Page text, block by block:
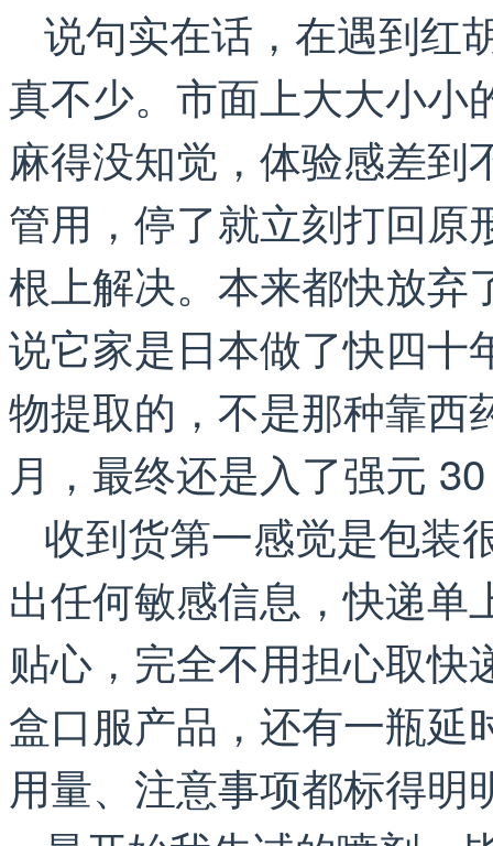
说句实在话，在遇到红
真不少。市面上大大小小
麻得没知觉，体验感差
管用，停了就立刻打回原
根上解决。本来都快放弃
说它家是日本做了快四十
物提取的，不是那种靠西
月，最终还是入了强元
收到货第一感觉是包装
出任何敏感信息，快递单
贴心，完全不用担心取
盒口服产品，还有一瓶延
用量、注意事项都标得